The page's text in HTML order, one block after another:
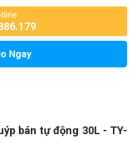
Ngay
bán tự động 30L - TY-